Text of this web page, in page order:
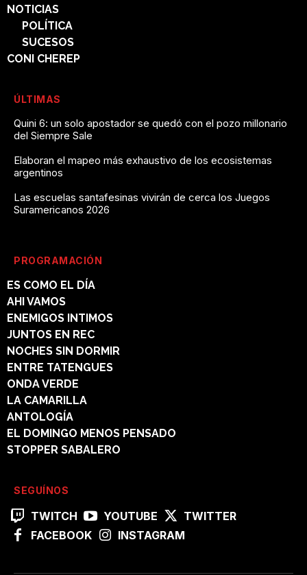
NOTICIAS
POLÍTICA
SUCESOS
CONI CHEREP
ÚLTIMAS
Quini 6: un solo apostador se quedó con el pozo millonario
del Siempre Sale
Elaboran el mapeo más exhaustivo de los ecosistemas
argentinos
Las escuelas santafesinas vivirán de cerca los Juegos
Suramericanos 2026
PROGRAMACIÓN
ES COMO EL DÍA
AHI VAMOS
ENEMIGOS INTIMOS
JUNTOS EN REC
NOCHES SIN DORMIR
ENTRE TATENGUES
ONDA VERDE
LA CAMARILLA
ANTOLOGÍA
EL DOMINGO MENOS PENSADO
STOPPER SABALERO
SEGUÍNOS
TWITCH YOUTUBE
TWITTER
FACEBOOK
INSTAGRAM